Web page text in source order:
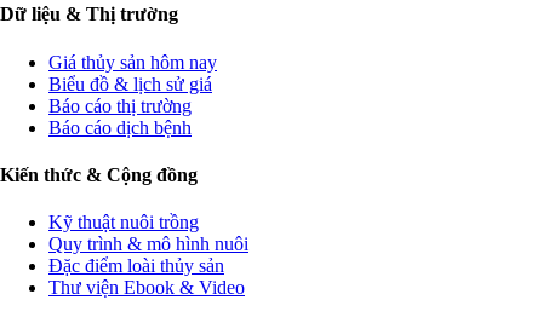
Dữ liệu & Thị trường
Giá thủy sản hôm nay
Biểu đồ & lịch sử giá
Báo cáo thị trường
Báo cáo dịch bệnh
Kiến thức & Cộng đồng
Kỹ thuật nuôi trồng
Quy trình & mô hình nuôi
Đặc điểm loài thủy sản
Thư viện Ebook & Video